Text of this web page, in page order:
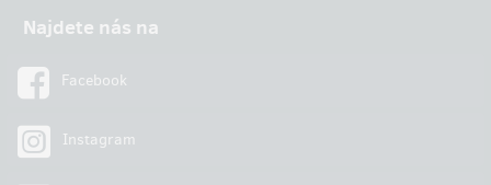
Najdete nás na
Facebook
Instagram